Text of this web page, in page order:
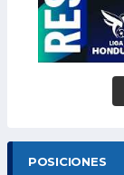
POSICIONES